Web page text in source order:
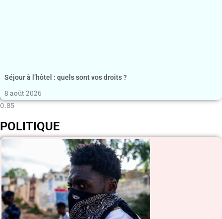
Séjour à l’hôtel : quels sont vos droits ?
8 août 2026
POLITIQUE